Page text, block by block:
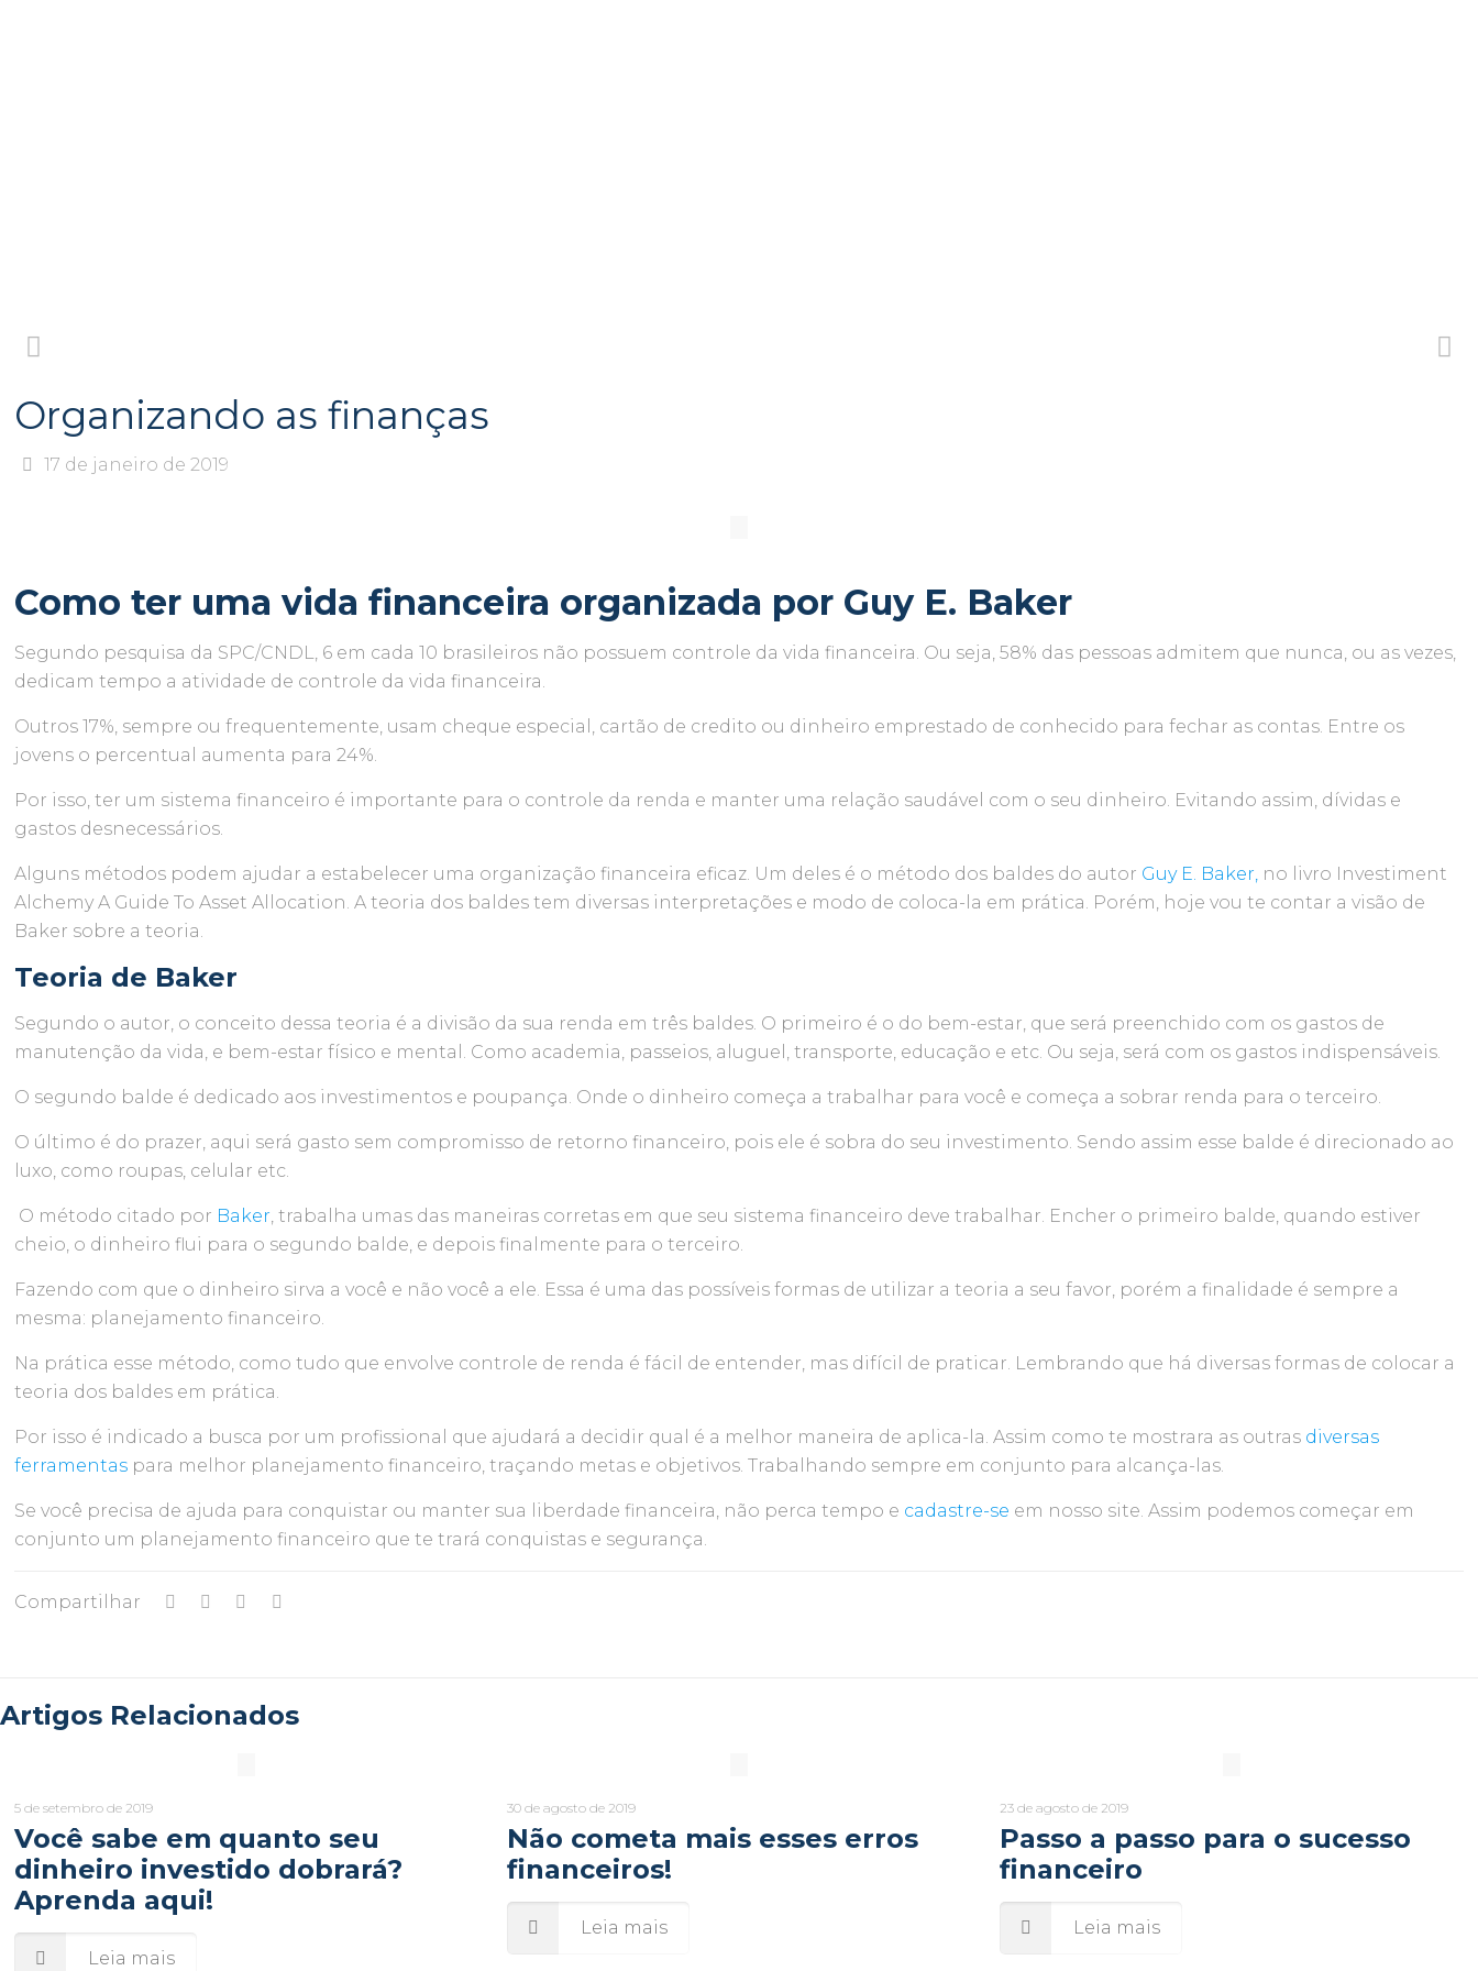
Organizando as finanças
17 de janeiro de 2019
Como ter uma vida financeira organizada por Guy E. Baker
Segundo pesquisa da SPC/CNDL, 6 em cada 10 brasileiros não possuem controle da vida financeira. Ou seja, 58% das pessoas admitem que nunca, ou as vezes,
dedicam tempo a atividade de controle da vida financeira.
Outros 17%, sempre ou frequentemente, usam cheque especial, cartão de credito ou dinheiro emprestado de conhecido para fechar as contas. Entre os
jovens o percentual aumenta para 24%.
Por isso, ter um sistema financeiro é importante para o controle da renda e manter uma relação saudável com o seu dinheiro. Evitando assim, dívidas e
gastos desnecessários.
Alguns métodos podem ajudar a estabelecer uma organização financeira eficaz. Um deles é o método dos baldes do autor Guy E. Baker, no livro Investiment
Alchemy A Guide To Asset Allocation. A teoria dos baldes tem diversas interpretações e modo de coloca-la em prática. Porém, hoje vou te contar a visão de
Baker sobre a teoria.
Teoria de Baker
Segundo o autor, o conceito dessa teoria é a divisão da sua renda em três baldes. O primeiro é o do bem-estar, que será preenchido com os gastos de
manutenção da vida, e bem-estar físico e mental. Como academia, passeios, aluguel, transporte, educação e etc. Ou seja, será com os gastos indispensáveis.
O segundo balde é dedicado aos investimentos e poupança. Onde o dinheiro começa a trabalhar para você e começa a sobrar renda para o terceiro.
O último é do prazer, aqui será gasto sem compromisso de retorno financeiro, pois ele é sobra do seu investimento. Sendo assim esse balde é direcionado ao
luxo, como roupas, celular etc.
O método citado por Baker, trabalha umas das maneiras corretas em que seu sistema financeiro deve trabalhar. Encher o primeiro balde, quando estiver
cheio, o dinheiro flui para o segundo balde, e depois finalmente para o terceiro.
Fazendo com que o dinheiro sirva a você e não você a ele. Essa é uma das possíveis formas de utilizar a teoria a seu favor, porém a finalidade é sempre a
mesma: planejamento financeiro.
Na prática esse método, como tudo que envolve controle de renda é fácil de entender, mas difícil de praticar. Lembrando que há diversas formas de colocar a
teoria dos baldes em prática.
Por isso é indicado a busca por um profissional que ajudará a decidir qual é a melhor maneira de aplica-la. Assim como te mostrara as outras diversas
ferramentas para melhor planejamento financeiro, traçando metas e objetivos. Trabalhando sempre em conjunto para alcança-las.
Se você precisa de ajuda para conquistar ou manter sua liberdade financeira, não perca tempo e cadastre-se em nosso site. Assim podemos começar em
conjunto um planejamento financeiro que te trará conquistas e segurança.
Compartilhar
Artigos Relacionados
5 de setembro de 2019
Você sabe em quanto seu
dinheiro investido dobrará?
Aprenda aqui!
Leia mais
30 de agosto de 2019
Não cometa mais esses erros
financeiros!
Leia mais
23 de agosto de 2019
Passo a passo para o sucesso
financeiro
Leia mais